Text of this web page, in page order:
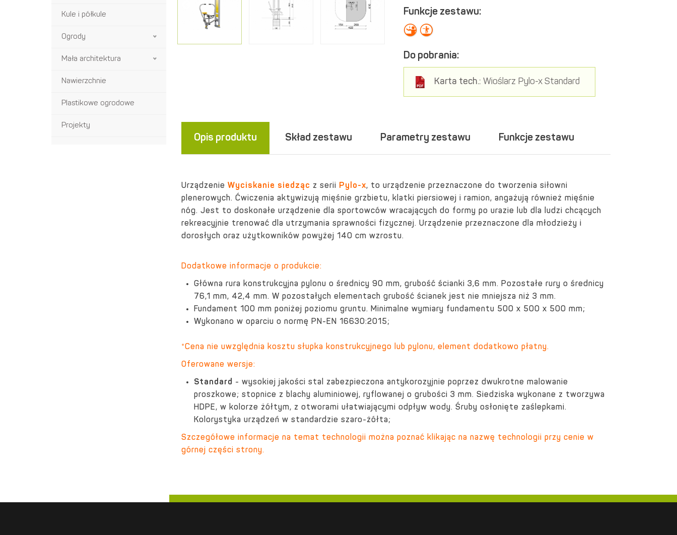
Kule i półkule
Ogrody
Mała architektura
Nawierzchnie
Plastikowe ogrodowe
Projekty
Funkcje zestawu:
Do pobrania:
Karta tech.: Wioślarz Pylo-x Standard
Opis produktu Skład zestawu Parametry zestawu Funkcje zestawu
Urządzenie Wyciskanie siedząc z serii Pylo-x, to urządzenie przeznaczone do tworzenia siłowni
plenerowych. Ćwiczenia aktywizują mięśnie grzbietu, klatki piersiowej i ramion, angażują również mięśnie
nóg. Jest to doskonałe urządzenie dla sportowców wracających do formy po urazie lub dla ludzi chcących
rekreacyjnie trenować dla utrzymania sprawności fizycznej. Urządzenie przeznaczone dla młodzieży i
dorosłych oraz użytkowników powyżej 140 cm wzrostu.
Dodatkowe informacje o produkcie:
Główna rura konstrukcyjna pylonu o średnicy 90 mm, grubość ścianki 3,6 mm. Pozostałe rury o średnicy
76,1 mm, 42,4 mm. W pozostałych elementach grubość ścianek jest nie mniejsza niż 3 mm.
Fundament 100 mm poniżej poziomu gruntu. Minimalne wymiary fundamentu 500 x 500 x 500 mm;
Wykonano w oparciu o normę PN-EN 16630:2015;
*Cena nie uwzględnia kosztu słupka konstrukcyjnego lub pylonu, element dodatkowo płatny.
Oferowane wersje:
Standard - wysokiej jakości stal zabezpieczona antykorozyjnie poprzez dwukrotne malowanie
proszkowe; stopnice z blachy aluminiowej, ryflowanej o grubości 3 mm. Siedziska wykonane z tworzywa
HDPE, w kolorze żółtym, z otworami ułatwiającymi odpływ wody. Śruby osłonięte zaślepkami.
Kolorystyka urządzeń w standardzie szaro-żółta;
Szczegółowe informacje na temat technologii można poznać klikając na nazwę technologii przy cenie w
górnej części strony.